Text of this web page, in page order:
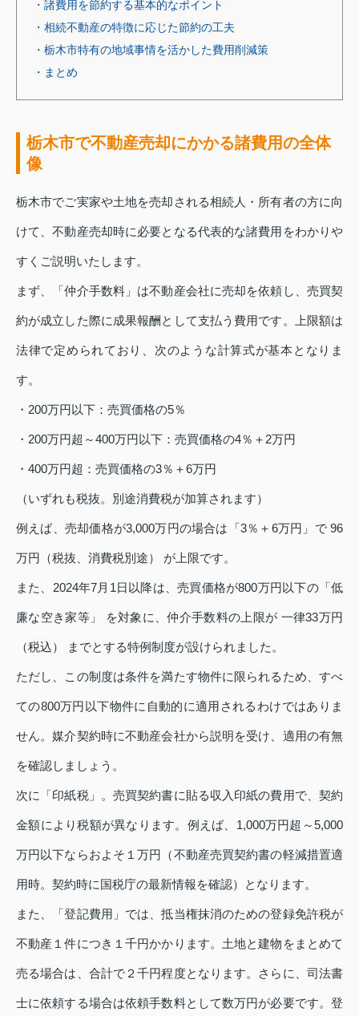
・諸費用を節約する基本的なポイント
・相続不動産の特徴に応じた節約の工夫
・栃木市特有の地域事情を活かした費用削減策
・まとめ
栃木市で不動産売却にかかる諸費用の全体
像
栃木市でご実家や土地を売却される相続人・所有者の方に向
けて、不動産売却時に必要となる代表的な諸費用をわかりや
すくご説明いたします。
まず、「仲介手数料」は不動産会社に売却を依頼し、売買契
約が成立した際に成果報酬として支払う費用です。上限額は
法律で定められており、次のような計算式が基本となりま
す。
・200万円以下：売買価格の5％
・200万円超～400万円以下：売買価格の4％＋2万円
・400万円超：売買価格の3％＋6万円
（いずれも税抜。別途消費税が加算されます）
例えば、売却価格が3,000万円の場合は「3％＋6万円」で 96
万円（税抜、消費税別途） が上限です。
また、2024年7月1日以降は、売買価格が800万円以下の「低
廉な空き家等」 を対象に、仲介手数料の上限が 一律33万円
（税込） までとする特例制度が設けられました。
ただし、この制度は条件を満たす物件に限られるため、すべ
ての800万円以下物件に自動的に適用されるわけではありま
せん。媒介契約時に不動産会社から説明を受け、適用の有無
を確認しましょう。
次に「印紙税」。売買契約書に貼る収入印紙の費用で、契約
金額により税額が異なります。例えば、1,000万円超～5,000
万円以下ならおよそ１万円（不動産売買契約書の軽減措置適
用時。契約時に国税庁の最新情報を確認）となります。
また、「登記費用」では、抵当権抹消のための登録免許税が
不動産１件につき１千円かかります。土地と建物をまとめて
売る場合は、合計で２千円程度となります。さらに、司法書
士に依頼する場合は依頼手数料として数万円が必要です。登